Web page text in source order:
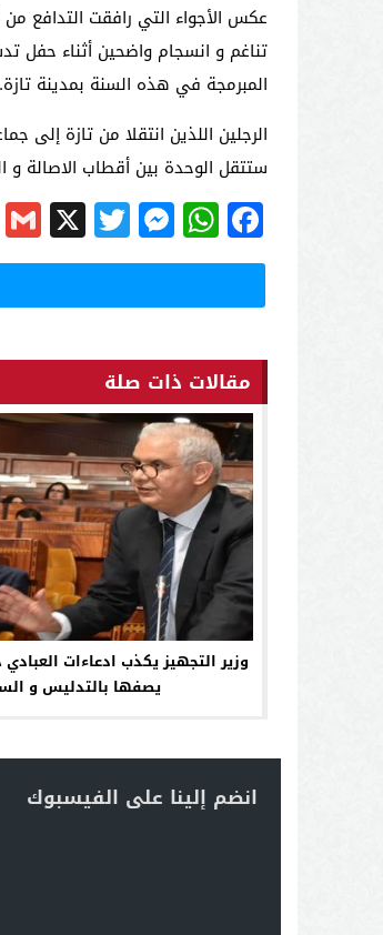
عكس الأجواء التي رافقت التدافع
المبرمجة في هذه السنة بمدينة تازة.
الرجلين اللذين انتقلا من تازة
ستتقل الوحدة بين أقطاب الاصالة
Facebook
WhatsApp
Twitter
X
مقالات ذات صلة
وزير التجهيز يكذب ادعاءات
يصفها بالتدليس و
انضم إلينا على الفيسبوك